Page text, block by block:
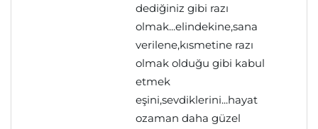
dediğiniz gibi razı
olmak...elindekine,sana
verilene,kısmetine razı
olmak olduğu gibi kabul
etmek
eşini,sevdiklerini...hayat
ozaman daha güzel